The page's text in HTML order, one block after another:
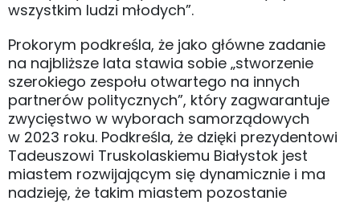
wszystkim ludzi młodych”.
Prokorym podkreśla, że jako główne zadanie
na najbliższe lata stawia sobie „stworzenie
szerokiego zespołu otwartego na innych
partnerów politycznych”, który zagwarantuje
zwycięstwo w wyborach samorządowych
w 2023 roku. Podkreśla, że dzięki prezydentowi
Tadeuszowi Truskolaskiemu Białystok jest
miastem rozwijającym się dynamicznie i ma
nadzieję, że takim miastem pozostanie